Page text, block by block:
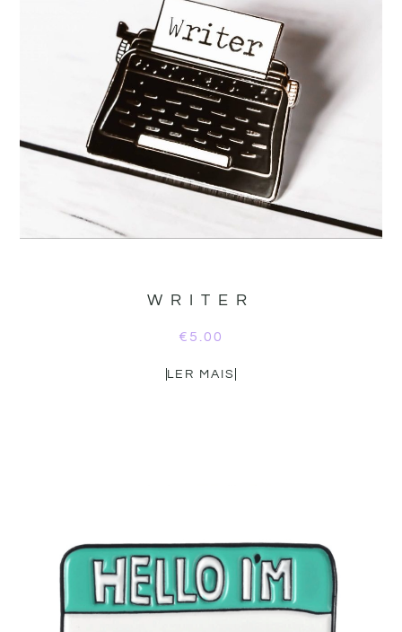
WRITER
€ 5.00
LER MAIS